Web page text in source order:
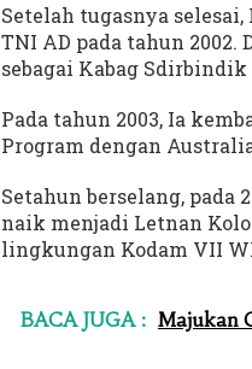
Setelah tugasnya
TNI AD pada tahun
sebagai Kabag
Pada tahun 2003, Ia
Program dengan
Setahun berselang,
naik menjadi Letnan
lingkungan Kodam VII
BACA JUGA : Majukan